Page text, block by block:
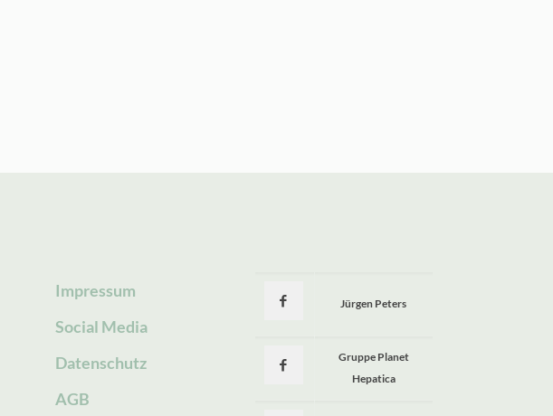
Impressum
Social Media
Datenschutz
AGB
Jürgen Peters
Gruppe Planet
Hepatica